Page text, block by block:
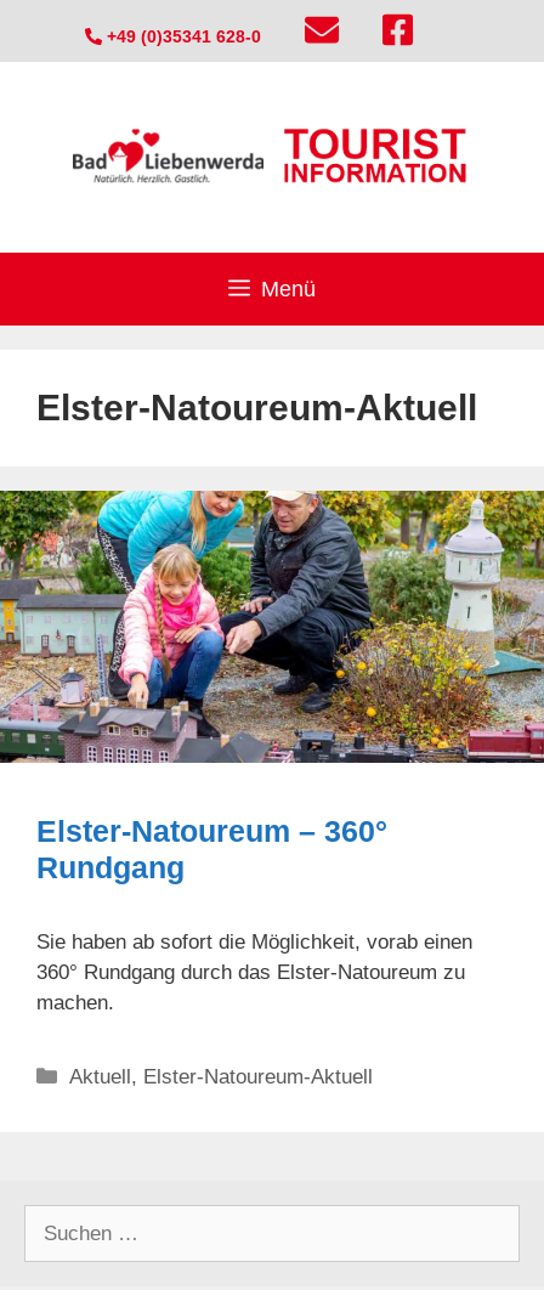
+49 (0)35341 628-0
Menü
Elster-Natoureum-Aktuell
Elster-Natoureum – 360°
Rundgang
Sie haben ab sofort die Möglichkeit, vorab einen
360° Rundgang durch das Elster-Natoureum zu
machen.
Kategorien
Aktuell, Elster-Natoureum-Aktuell